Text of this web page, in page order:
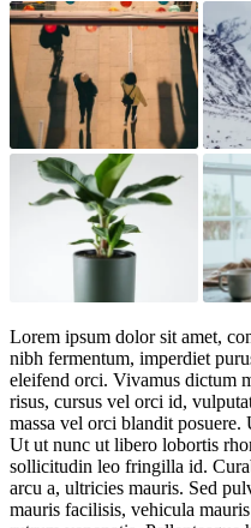
Lorem ipsum dolor sit amet,
nibh fermentum, imperdiet
eleifend orci. Vivamus dictum
risus, cursus vel orci id,
massa vel orci blandit
Ut ut nunc ut libero lobortis
sollicitudin leo fringilla id.
arcu a, ultricies mauris. Sed
mauris facilisis, vehicula